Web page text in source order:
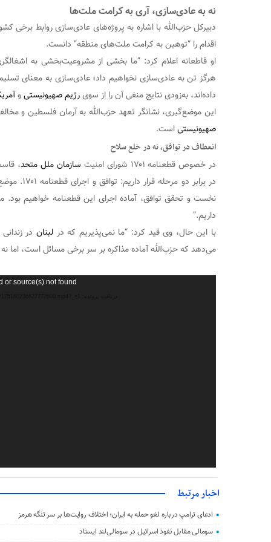
نه‌ به عادی‌سازی، آری به کرامت ملت‌ها
دبیرکل حزب‌الله با اشاره به پروژه‌های عادی‌سازی روابط برخی
اقدام را “توهین به کرامت ملت‌های منطقه” دانست.
او قاطعانه اعلام کرد: “ما بخشی از مشروعیت‌بخشی به
هرگز تن به عادی‌سازی نخواهیم داد؛ عادی‌سازی به معنای
داده‌اند، به‌زودی نتایج منفی آن را از سویرژیم صهیونیستیو
این موضع‌گیری، نشانگر تعهد حزب‌الله به آرمان فلسطین و
صهیونیستیاست.
انعطاف در توافق، نه در خلع سلاح
در خصوص قطعنامه ۱۷۰۱ شورای امنیت
سازمان ملل متحد،
در برابر دو
نخست و تحقق توافق، آماده اجرای این قطعنامه خواهیم بود.
داریم.”
با این حال، وی قید کرد: “ما نمی‌پذیریم که در لبناندر
می‌دهد که حزب‌الله آماده مذاکره بر سر برخی مسائل است، اما
or source(s) not found
اخبار مرتبط
ادعای ترامپ درباره لغو حمله به ایران؛ اختلاف روایت‌ها بر سر تنگه هرمز
سومالی مقابل نفوذ اسرائیل در سومالی‌لند ایستاد